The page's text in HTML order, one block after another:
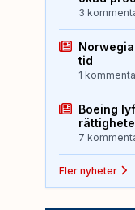
3
tid
1
Boeing
7
Fler nyheter